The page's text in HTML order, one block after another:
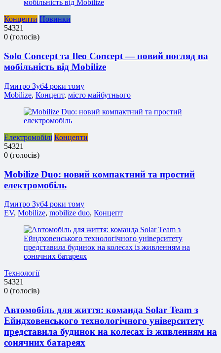
Концепти Новинки
54321
0 (голосів)
Solo Concept та Ileo Concept — новий погляд на
мобільність від Mobilize
Дмитро Зуб4 роки тому
Mobilize, Концепт, місто майбутнього
Електромобілі Концепти
54321
0 (голосів)
Mobilize Duo: новий компактний та простий
електромобіль
Дмитро Зуб4 роки тому
EV, Mobilize, mobilize duo, Концепт
Технології
54321
0 (голосів)
Автомобіль для життя: команда Solar Team з
Ейндховенського технологічного університету
представила будинок на колесах із живленням на
сонячних батареях